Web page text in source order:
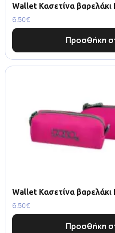
Wallet Κασετίνα βαρελάκι
6.50€
Προσθήκη
Wallet Κασετίνα βαρελάκι
6.50€
Προσθήκη